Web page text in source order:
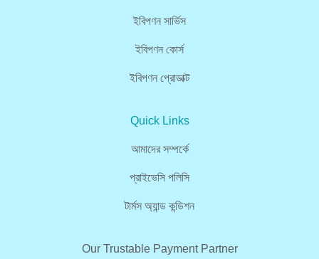
ইবিপণন সার্ভিস
ইবিপণন কোর্স
ইবিপণন প্রোডাক্ট
Quick Links
আমাদের সম্পর্কে
প্রাইভেসি পলিসি
টার্মস অ্যান্ড কন্ডিশন
Our Trustable Payment Partner